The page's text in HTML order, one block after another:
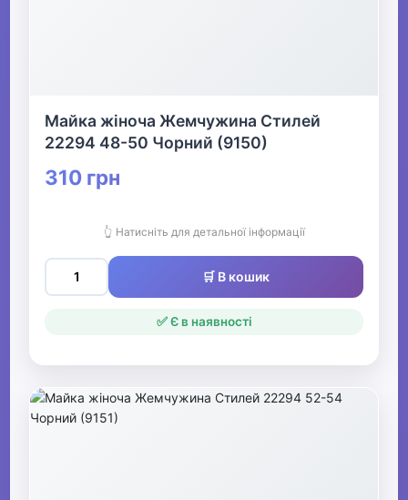
Майка жіноча Жемчужина Стилей
22294 48-50 Чорний (9150)
310 грн
👆 Натисніть для детальної інформації
🛒 В кошик
✅ Є в наявності